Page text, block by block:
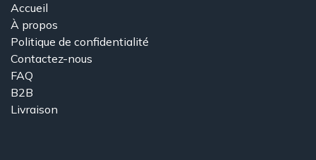
Accueil
À propos
​Politique de confidentialité
Contactez-nous
FAQ
B2B
Livraison